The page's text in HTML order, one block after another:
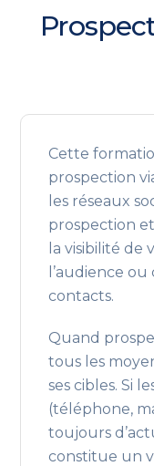
Cette
prospection
les réseaux
prospection
la visibilité
l’audience
contacts.
Quand
tous les
ses cibles. Si
(téléphone,
toujours
constitue un